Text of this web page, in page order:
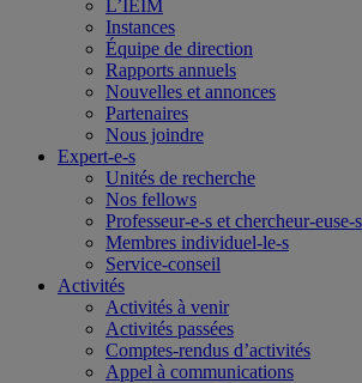
L’IEIM
Instances
Équipe de direction
Rapports annuels
Nouvelles et annonces
Partenaires
Nous joindre
Expert-e-s
Unités de recherche
Nos fellows
Professeur-e-s et chercheur-euse-s
Membres individuel-le-s
Service-conseil
Activités
Activités à venir
Activités passées
Comptes-rendus d’activités
Appel à communications